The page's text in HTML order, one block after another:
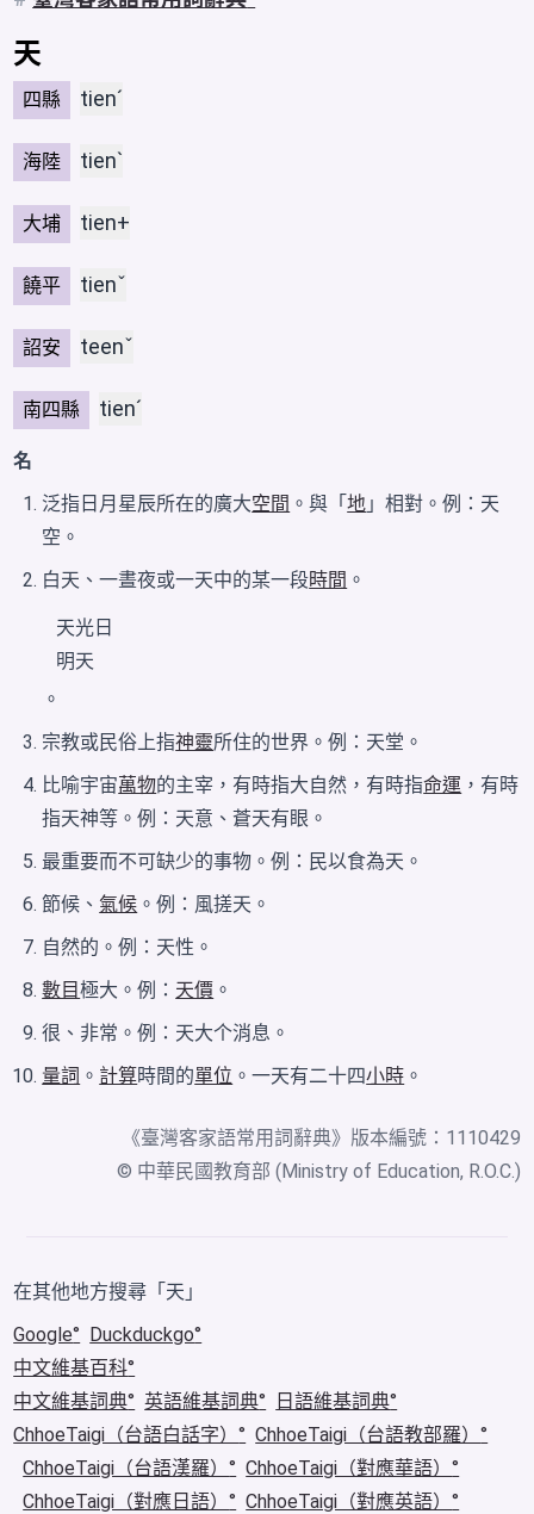
天
四縣 tienˊ
海陸 tienˋ
大埔 tien+
饒平 tienˇ
詔安 teenˇ
南四縣 tienˊ
名
泛指日月星辰所在的廣大空間 。與「地 」相對。例：天
空。
白天、一晝夜或一天中的某一段時間 。
天光 日
明天
。
宗教或民俗上指神靈所住的世界。例：天堂。
比喻宇宙萬物的主宰，有時指大自然，有時指命運 ，有時
指天神等。例：天意、蒼天有眼。
最重要而不可缺少的事物。例：民以食為天。
節候、氣候 。例：風搓天。
自然的。例：天性。
數目極大。例： 天價 。
很、非常。例：天大个消息。
量詞 。 計算時間的單位 。一天有二十四小時 。
《臺灣客家語常用詞辭典》版本編號：1110429
© 中華民國教育部 (Ministry of Education, R.O.C.)
在其他地方搜尋「天」
Google
Duckduckgo
中文維基百科
中文維基詞典
英語維基詞典
日語維基詞典
ChhoeTaigi（台語白話字）
ChhoeTaigi（台語教部羅）
ChhoeTaigi（台語漢羅）
ChhoeTaigi（對應華語）
ChhoeTaigi（對應日語）
ChhoeTaigi（對應英語）